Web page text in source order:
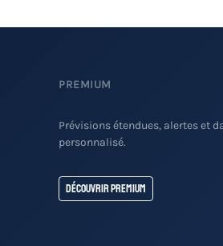
PREMIUM
Prévisions étendues, alertes et
personnalisé.
Découvrir Premium